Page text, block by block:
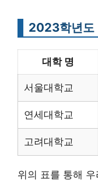
2023학년도
대학 명
서울대학교
연세대학교
고려대학교
위의 표를 통해